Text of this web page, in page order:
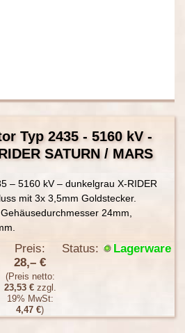
Typ 2435 - 5160 kV -
SATURN / MARS
– 5160 kV – dunkelgrau X-RIDER
mit 3x 3,5mm Goldstecker.
24mm,
Status: Lagerware
Preis:
28,– €
(Preis netto:
23,53 €zzgl.
19% MwSt:
4,47 €)